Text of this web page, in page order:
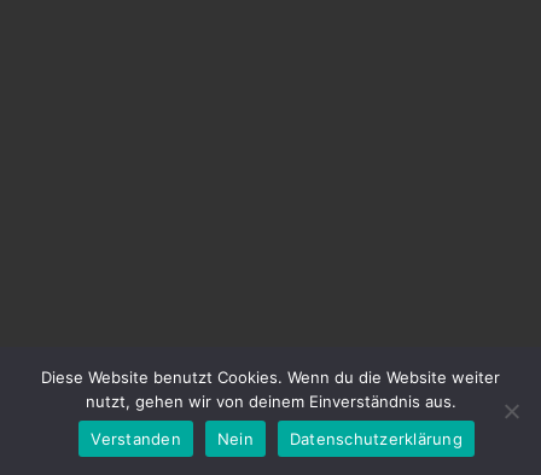
Diese Website benutzt Cookies. Wenn du die Website weiter
nutzt, gehen wir von deinem Einverständnis aus.
Verstanden
Nein Datenschutzerklärung